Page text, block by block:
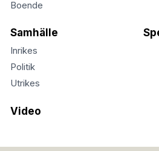
Boende
Samhälle
Inrikes
Politik
Utrikes
Video